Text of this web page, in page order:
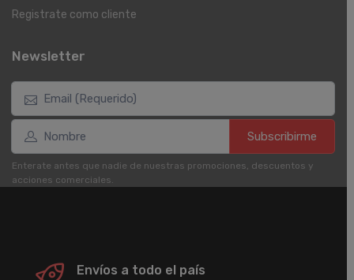
Registrate como cliente
Newsletter
Subscribirme
Enterate antes que nadie de nuestras promociones, descuentos y
acciones comerciales.
Envíos a todo el país